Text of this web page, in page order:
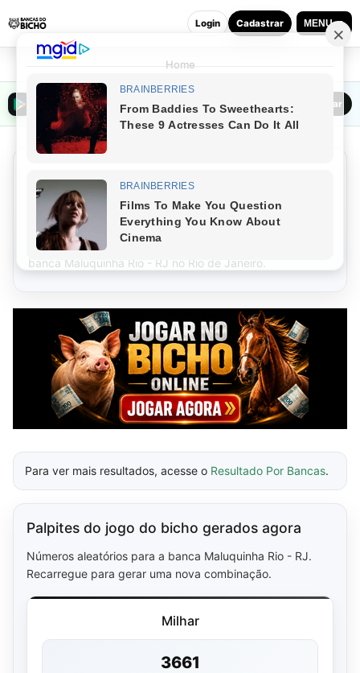
MENU ▼
Login Cadastrar
Home
Baixar o Bancas do Bicho na Play Store Baixar
Palpites do dia Maluquinha
Rio - RJ Hoje (09/08/2026)
Gerador automático depalpites
banca Maluquinha Rio - RJ no Rio de Janeiro.
Para ver mais resultados, acesse o Resultado Por Bancas.
Palpites do jogo do bicho gerados agora
Números aleatórios para a banca Maluquinha Rio - RJ.
Recarregue para gerar uma nova combinação.
Milhar
3661